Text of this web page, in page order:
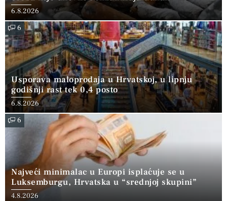
6.8.2026
6
Usporava maloprodaja u Hrvatskoj, u lipnju
godišnji rast tek 0,4 posto
6.8.2026
6
Najveći minimalac u Europi isplaćuje se u
Luksemburgu, Hrvatska u “srednjoj skupini”
4.8.2026